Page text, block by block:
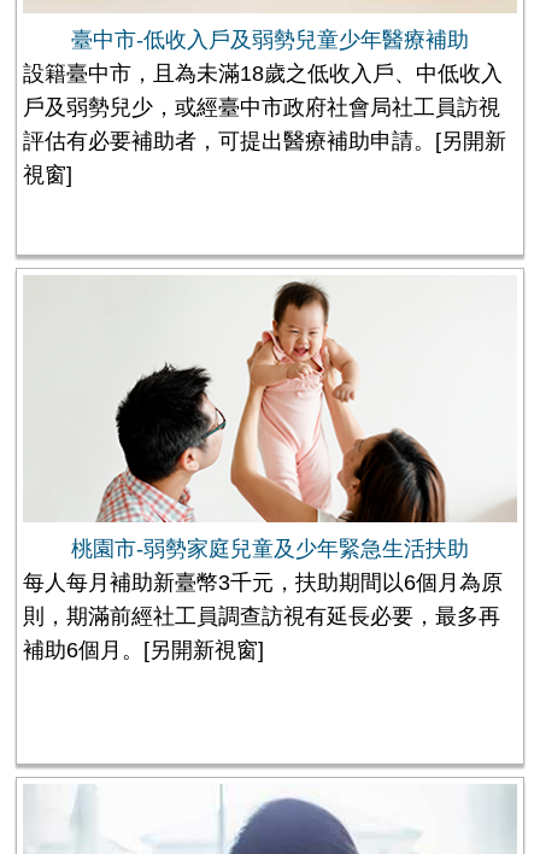
臺中市-低收入戶及弱勢兒童少年醫療補助
設籍臺中市，且為未滿18歲之低收入戶、中低收入
戶及弱勢兒少，或經臺中市政府社會局社工員訪視
評估有必要補助者，可提出醫療補助申請。 [另開新
視窗]
桃園市-弱勢家庭兒童及少年緊急生活扶助
每人每月補助新臺幣3千元，扶助期間以6個月為原
則，期滿前經社工員調查訪視有延長必要，最多再
補助6個月。 [另開新視窗]